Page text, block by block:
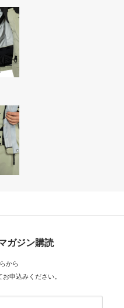
ガジン購読
から
申込みください。